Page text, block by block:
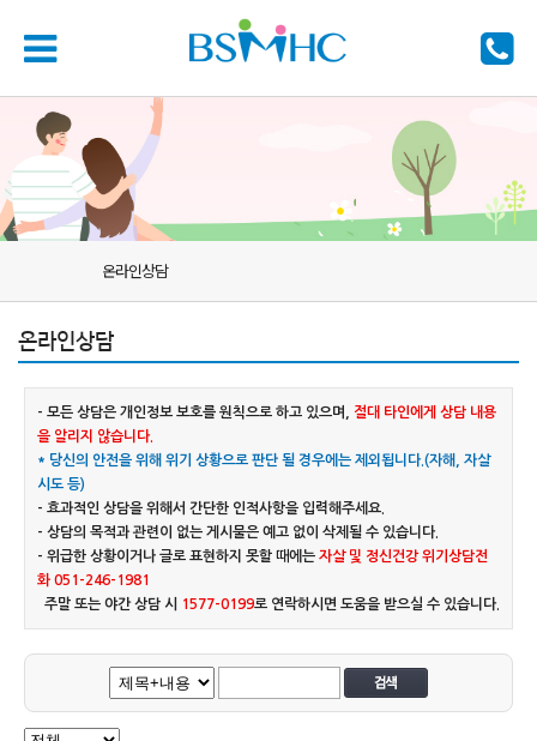
온라인상담
온라인상담
- 모든 상담은 개인정보 보호를 원칙으로 하고 있으며, 절대 타인에게 상담 내용
을 알리지 않습니다.
* 당신의 안전을 위해 위기 상황으로 판단 될 경우에는 제외됩니다.(자해, 자살
시도 등)
- 효과적인 상담을 위해서 간단한 인적사항을 입력해주세요.
- 상담의 목적과 관련이 없는 게시물은 예고 없이 삭제될 수 있습니다.
- 위급한 상황이거나 글로 표현하지 못할 때에는 자살 및 정신건강 위기상담전
화 051-246-1981
주말 또는 야간 상담 시
1577-0199로 연락하시면 도움을 받으실 수 있습니다.